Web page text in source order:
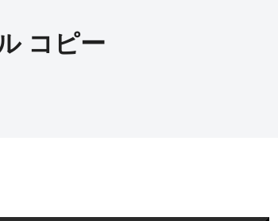
コピー